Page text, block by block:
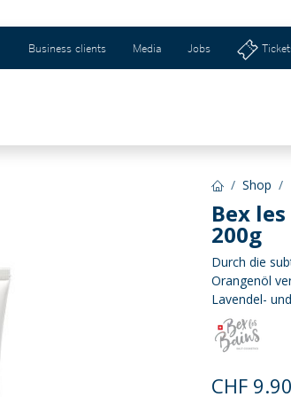
Business clients Media Jobs
Shop
Bex
200g
Durch die
Orangenöl
Lavendel-
CHF 9.90